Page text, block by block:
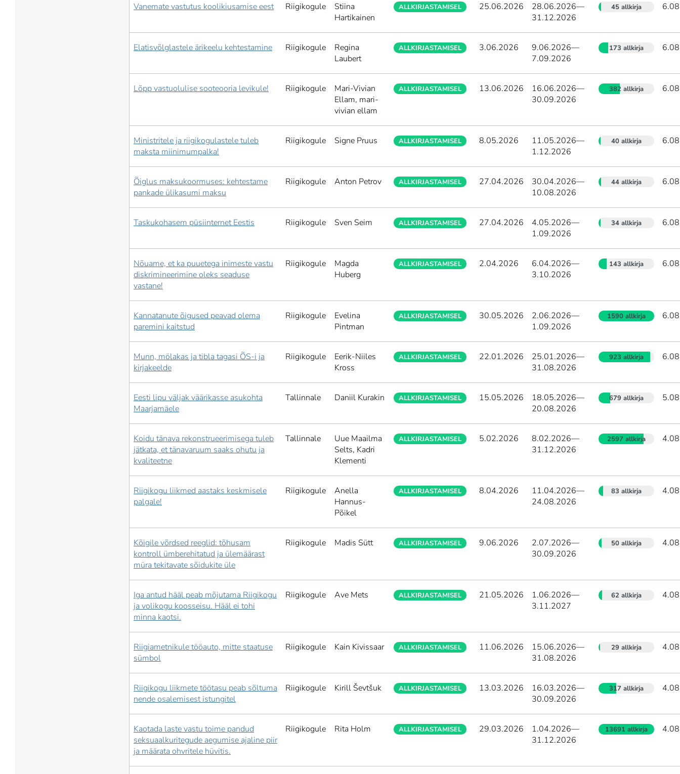
Vanemate vastutus koolikiusamise eest Riigikogule
Stiina
Hartikainen
ALLKIRJASTAMISEL 25.06.2026 28.06.2026—
31.12.2026
45 allkirja
Elatisvõlglastele ärikeelu kehtestamine Riigikogule
Regina
Laubert
ALLKIRJASTAMISEL 3.06.2026 9.06.2026—
7.09.2026
173 allkirja
Lõpp vastuolulise sooteooria levikule! Riigikogule
Mari-Vivian
Ellam, mari-
vivian ellam
ALLKIRJASTAMISEL 13.06.2026 16.06.2026—
30.09.2026
382 allkirja
Ministritele ja riigikogulastele tuleb
maksta miinimumpalka!
Riigikogule Signe Pruus ALLKIRJASTAMISEL 8.05.2026 11.05.2026—
1.12.2026
40 allkirja
Õiglus maksukoormuses: kehtestame
pankade ülikasumi maksu
Riigikogule Anton Petrov ALLKIRJASTAMISEL 27.04.2026 30.04.2026—
10.08.2026
44 allkirja
Taskukohasem püsiinternet Eestis Riigikogule Sven Seim ALLKIRJASTAMISEL 27.04.2026 4.05.2026—
1.09.2026
34 allkirja
Nõuame, et ka puuetega inimeste vastu
diskrimineerimine oleks seaduse
vastane!
Riigikogule
Magda
Huberg
ALLKIRJASTAMISEL 2.04.2026 6.04.2026—
3.10.2026
143 allkirja
Kannatanute õigused peavad olema
paremini kaitstud
Riigikogule
Evelina
Pintman
ALLKIRJASTAMISEL 30.05.2026 2.06.2026—
1.09.2026
1590 allkirja
Munn, mölakas ja tibla tagasi ÕS-i ja
kirjakeelde
Riigikogule
Eerik-Niiles
Kross
ALLKIRJASTAMISEL 22.01.2026 25.01.2026—
31.08.2026
923 allkirja
Eesti lipu väljak väärikasse asukohta
Maarjamäele
Tallinnale Daniil Kurakin ALLKIRJASTAMISEL 15.05.2026 18.05.2026—
20.08.2026
679 allkirja
Koidu tänava rekonstrueerimisega tuleb
jätkata, et tänavaruum saaks ohutu ja
kvaliteetne
Tallinnale
Uue Maailma
Selts, Kadri
Klementi
ALLKIRJASTAMISEL 5.02.2026 8.02.2026—
31.12.2026
2597 allkirja
Riigikogu liikmed aastaks keskmisele
palgale!
Riigikogule
Anella
Hannus-
Põikel
ALLKIRJASTAMISEL 8.04.2026 11.04.2026—
24.08.2026
83 allkirja
Kõigile võrdsed reeglid: tõhusam
kontroll ümberehitatud ja ülemäärast
müra tekitavate sõidukite üle
Riigikogule Madis Sütt ALLKIRJASTAMISEL 9.06.2026 2.07.2026—
30.09.2026
50 allkirja
Iga antud hääl peab mõjutama Riigikogu
ja volikogu koosseisu. Hääl ei tohi
minna kaotsi.
Riigikogule Ave Mets ALLKIRJASTAMISEL 21.05.2026 1.06.2026—
3.11.2027
62 allkirja
Riigiametnikule tööauto, mitte staatuse
sümbol
Riigikogule Kain Kivissaar ALLKIRJASTAMISEL 11.06.2026 15.06.2026—
31.08.2026
29 allkirja
Riigikogu liikmete töötasu peab sõltuma
nende osalemisest istungitel
Riigikogule Kirill Ševtšuk ALLKIRJASTAMISEL 13.03.2026 16.03.2026—
30.09.2026
317 allkirja
Kaotada laste vastu toime pandud
seksuaalkuritegude aegumise ajaline piir
ja määrata ohvritele hüvitis.
Riigikogule Rita Holm ALLKIRJASTAMISEL 29.03.2026 1.04.2026—
31.12.2026
13691 allkirja